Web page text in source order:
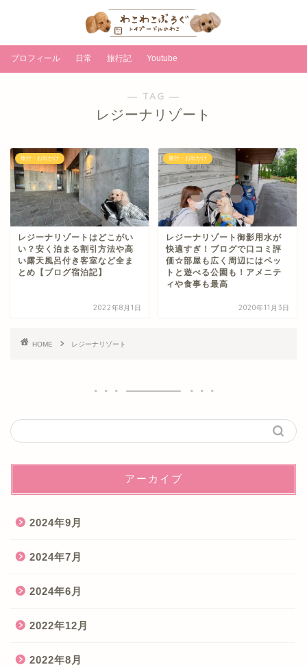
プロフィール 日常 旅行記 Youtube
― TAG ―
レジーナリゾート
旅行・お出かけ
レジーナリゾートはどこがい
い？安く泊まる割引方法や高
い露天風呂付き客室など全ま
とめ【ブログ宿泊記】
2022年8月1日
旅行・お出かけ
レジーナリゾート御影用水が
快適すぎ！ブログで口コミ評
価☆部屋も広く周辺にはペッ
トと遊べる公園も！アメニテ
ィや食事も最高
2020年11月3日
HOME レジーナリゾート
アーカイブ
2024年9月
2024年7月
2024年6月
2022年12月
2022年8月